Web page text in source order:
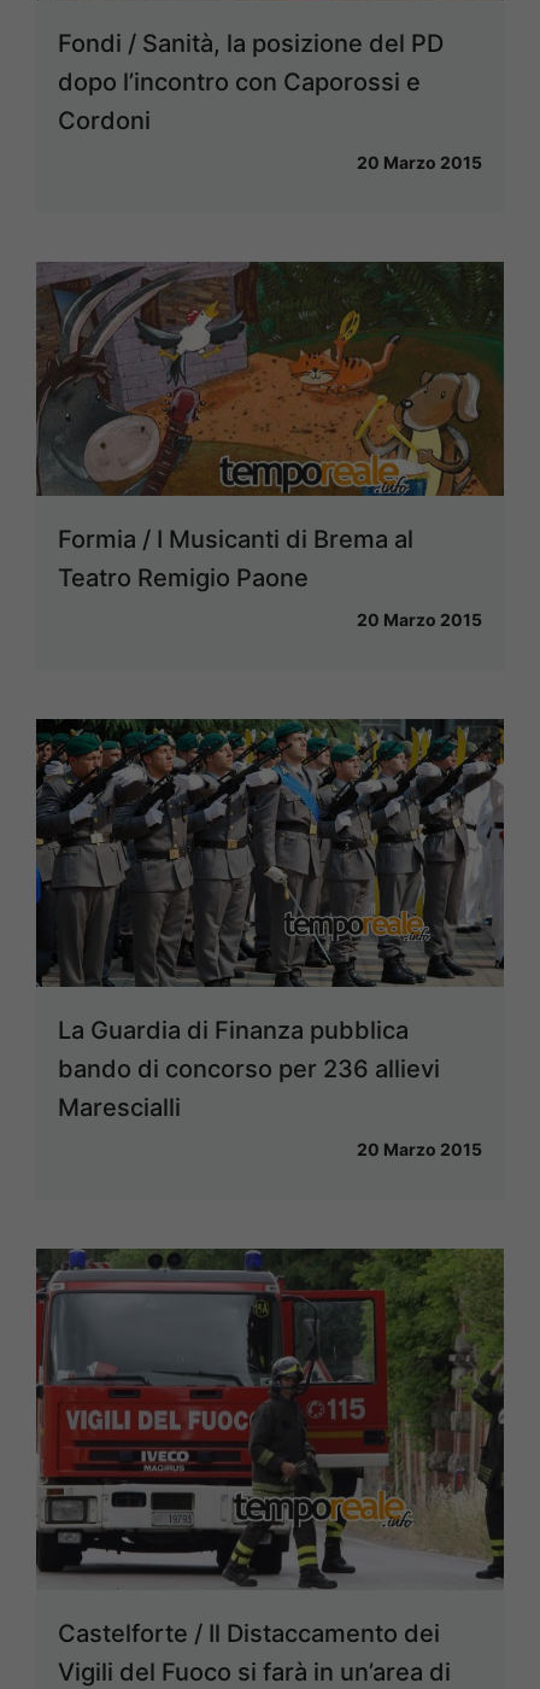
Fondi / Sanità, la posizione del PD
dopo l’incontro con Caporossi e
Cordoni
20 Marzo 2015
Formia / I Musicanti di Brema al
Teatro Remigio Paone
20 Marzo 2015
La Guardia di Finanza pubblica
bando di concorso per 236 allievi
Marescialli
20 Marzo 2015
Castelforte / Il Distaccamento dei
Vigili del Fuoco si farà in un’area di